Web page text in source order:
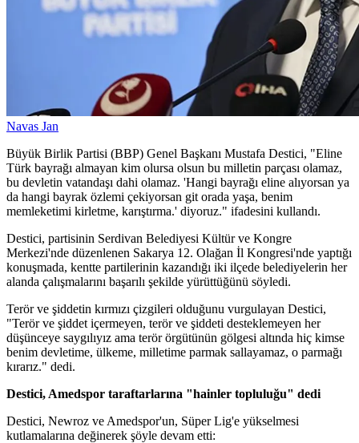
Navas Jan
Büyük Birlik Partisi (BBP) Genel Başkanı Mustafa Destici, "Eline
Türk bayrağı almayan kim olursa olsun bu milletin parçası olamaz,
bu devletin vatandaşı dahi olamaz. 'Hangi bayrağı eline alıyorsan ya
da hangi bayrak özlemi çekiyorsan git orada yaşa, benim
memleketimi kirletme, karıştırma.' diyoruz." ifadesini kullandı.
Destici, partisinin Serdivan Belediyesi Kültür ve Kongre
Merkezi'nde düzenlenen Sakarya 12. Olağan İl Kongresi'nde yaptığı
konuşmada, kentte partilerinin kazandığı iki ilçede belediyelerin her
alanda çalışmalarını başarılı şekilde yürüttüğünü söyledi.
Terör ve şiddetin kırmızı çizgileri olduğunu vurgulayan Destici,
"Terör ve şiddet içermeyen, terör ve şiddeti desteklemeyen her
düşünceye saygılıyız ama terör örgütünün gölgesi altında hiç kimse
benim devletime, ülkeme, milletime parmak sallayamaz, o parmağı
kırarız." dedi.
Destici, Amedspor taraftarlarına "hainler topluluğu" dedi
Destici, Newroz ve Amedspor'un, Süper Lig'e yükselmesi
kutlamalarına değinerek şöyle devam etti: